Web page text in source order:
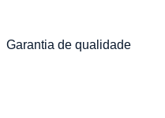
Garantia de qualidade